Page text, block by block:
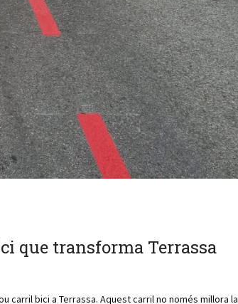
que transforma Terrassa
carril bici a Terrassa. Aquest carril no només millora la